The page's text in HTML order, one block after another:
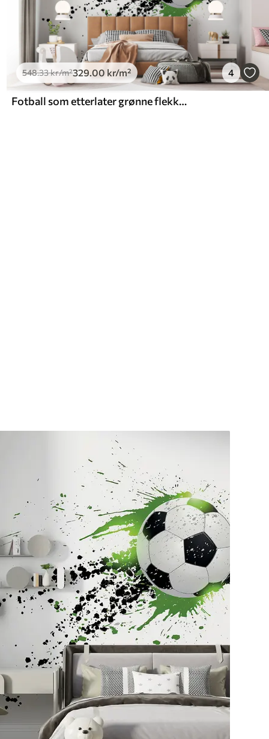
548.33kr/m²329 .00 kr/m² 4
Fotball som etterlater grønne flekker